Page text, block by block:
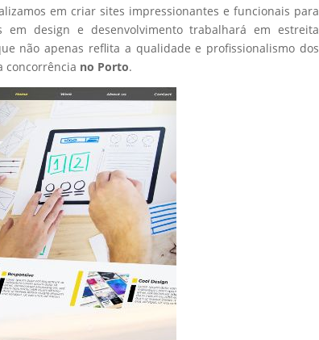
em criar sites impressionantes e funcionais para
em design e desenvolvimento trabalhará em estreita
não apenas reflita a qualidade e profissionalismo dos
concorrência no Porto.